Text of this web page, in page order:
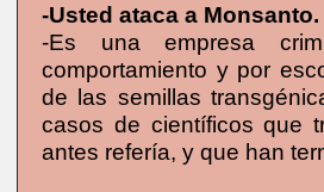
-Usted ataca a Monsanto.
-Es una empresa
comportamiento y por
de las semillas
casos de científicos que
antes refería, y que han